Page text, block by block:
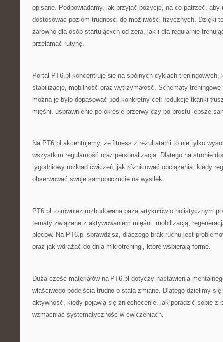
opisane. Podpowiadamy, jak przyjąć pozycję, na co patrzeć, aby
dostosować poziom trudności do możliwości fizycznych. Dzięki
zarówno dla osób startujących od zera, jak i dla regularnie
przełamać rutynę.
Portal PT6.pl koncentruje się na spójnych cyklach treningowych,
stabilizację, mobilność oraz wytrzymałość. Schematy
można je było dopasować pod konkretny cel: redukcję tkanki
mięśni, usprawnienie po okresie przerwy czy po prostu lepsze
Na PT6.pl akcentujemy, że fitness z rezultatami to nie tylko
wszystkim regularność oraz personalizacja. Dlatego na stronie
tygodniowy rozkład ćwiczeń, jak różnicować obciążenia, kiedy
obserwować swoje samopoczucie na wysiłek.
PT6.pl to również rozbudowana baza artykułów o holistycznym
tematy związane z aktywowaniem mięśni, mobilizacją,
pleców. Na PT6.pl sprawdzisz, dlaczego brak ruchu jest
oraz jak wdrażać do dnia mikrotreningi, które wspierają formę.
Duża część materiałów na PT6.pl dotyczy nastawienia
właściwego podejścia trudno o stałą zmianę. Dlatego dzielimy
aktywność, kiedy pojawia się zniechęcenie, jak poradzić sobie z
wzmacniać systematyczność w ćwiczeniach.